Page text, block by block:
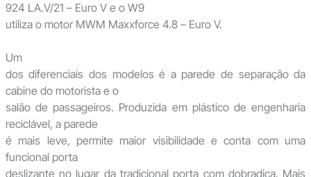
924 LA.V/21 – Euro V e o W9
utiliza o motor MWM Maxxforce 4.8 – Euro V.
Um
dos diferenciais dos modelos é a parede de separação da
cabine do motorista e o
salão de passageiros. Produzida em plástico de engenharia
reciclável, a parede
é mais leve, permite maior visibilidade e conta com uma
funcional porta
deslizante no lugar da tradicional porta com dobradiça. Mais